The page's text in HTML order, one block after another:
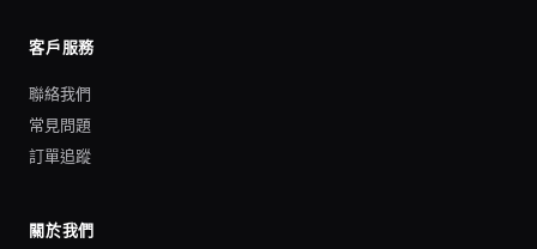
客戶服務
聯絡我們
常見問題
訂單追蹤
關於我們